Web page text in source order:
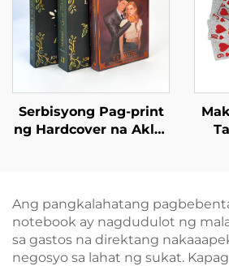
may Dust Jacket
Serbisyong Pag-print
ng Hardcover na Aklat
Gilid
Ang pangkalahatang
notebook ay nagdudulot ng
sa gastos na direktang
negosyo sa lahat ng sukat.